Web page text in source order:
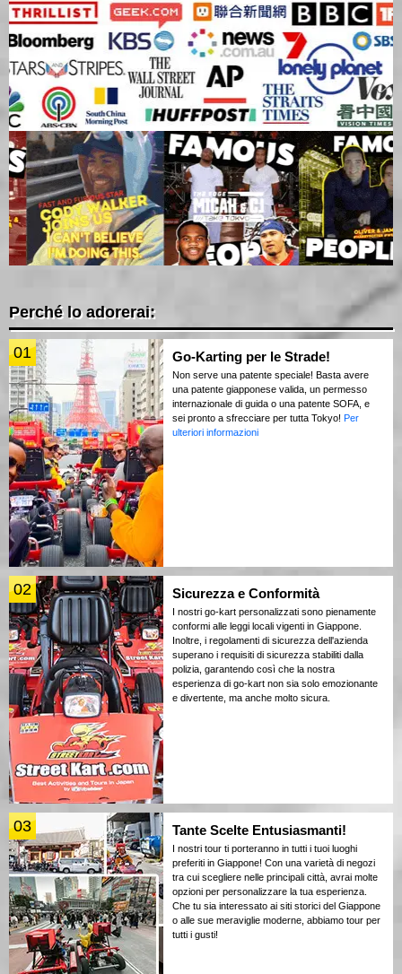
Perché lo adorerai:
01 Go-Karting per le Strade!
Non serve una patente speciale! Basta avere
una patente giapponese valida, un permesso
internazionale di guida o una patente SOFA, e
sei pronto a sfrecciare per tutta Tokyo! Per
ulteriori informazioni
02 Sicurezza e Conformità
I nostri go-kart personalizzati sono pienamente
conformi alle leggi locali vigenti in Giappone.
Inoltre, i regolamenti di sicurezza dell'azienda
superano i requisiti di sicurezza stabiliti dalla
polizia, garantendo così che la nostra
esperienza di go-kart non sia solo emozionante
e divertente, ma anche molto sicura.
03 Tante Scelte Entusiasmanti!
I nostri tour ti porteranno in tutti i tuoi luoghi
preferiti in Giappone! Con una varietà di negozi
tra cui scegliere nelle principali città, avrai molte
opzioni per personalizzare la tua esperienza.
Che tu sia interessato ai siti storici del Giappone
o alle sue meraviglie moderne, abbiamo tour per
tutti i gusti!